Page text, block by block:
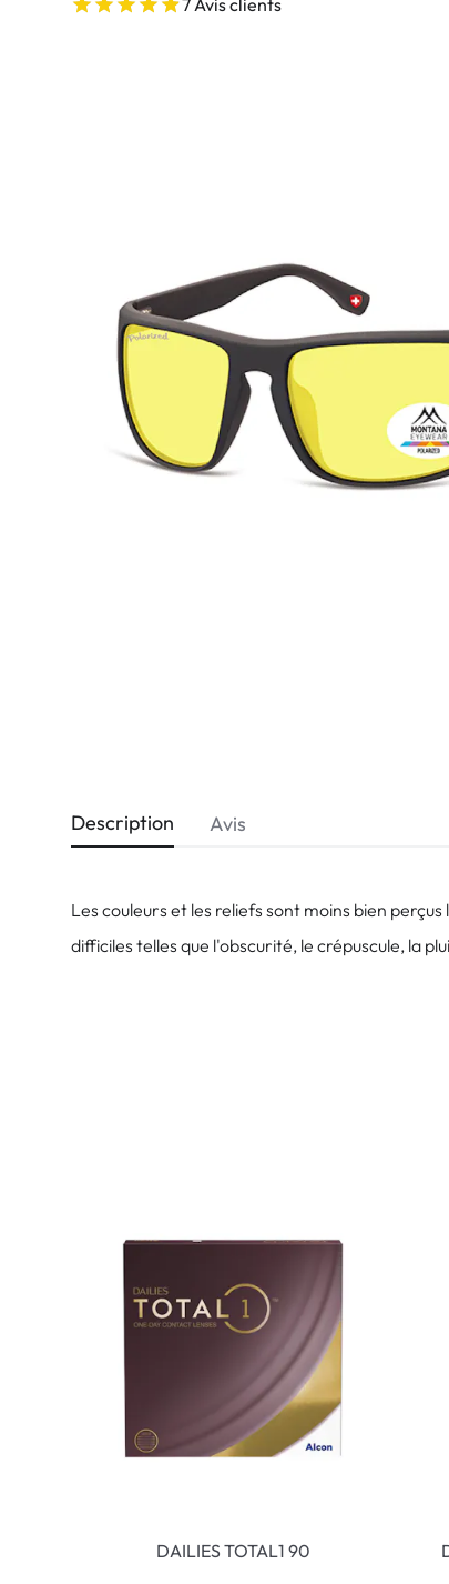
Clariti
SofLens
Fusion
Freshlook
7 Avis clients
Description
Les couleurs et les reliefs sont moins bien
difficiles telles que l'obscurité, le crépuscule, la
Avis
DAILIES TOTAL1 90